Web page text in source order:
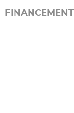
FINANCEMENT